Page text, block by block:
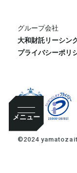
メニュー
グループ会社
大和財託リーシン
プライバシーポリ
©2024